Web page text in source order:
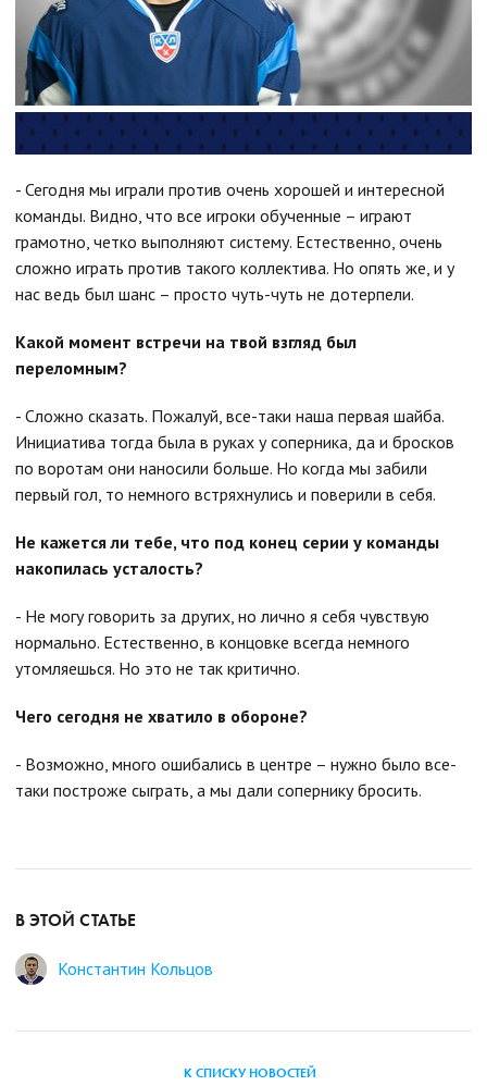
- Сегодня мы играли против очень хорошей и интересной
команды. Видно, что все игроки обученные – играют
грамотно, четко выполняют систему. Естественно, очень
сложно играть против такого коллектива. Но опять же, и у
нас ведь был шанс – просто чуть-чуть не дотерпели.
Какой момент встречи на твой взгляд был
переломным?
- Сложно сказать. Пожалуй, все-таки наша первая шайба.
Инициатива тогда была в руках у соперника, да и бросков
по воротам они наносили больше. Но когда мы забили
первый гол, то немного встряхнулись и поверили в себя.
Не кажется ли тебе, что под конец серии у команды
накопилась усталость?
- Не могу говорить за других, но лично я себя чувствую
нормально. Естественно, в концовке всегда немного
утомляешься. Но это не так критично.
Чего сегодня не хватило в обороне?
- Возможно, много ошибались в центре – нужно было все-
таки построже сыграть, а мы дали сопернику бросить.
В ЭТОЙ СТАТЬЕ
Константин Кольцов
К СПИСКУ НОВОСТЕЙ